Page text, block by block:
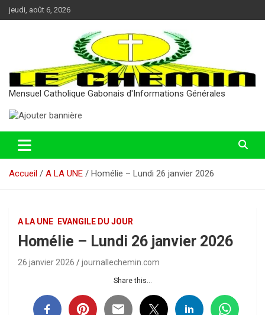
Aller
au
jeudi, août 6, 2026
Mensuel Catholique Gabonais d'Informations Générales
Accueil A LA UNE Homélie – Lundi 26 janvier 2026
A LA UNE EVANGILE DU JOUR
Homélie – Lundi 26 janvier 2026
26 janvier 2026 journallechemin.com
Share this...